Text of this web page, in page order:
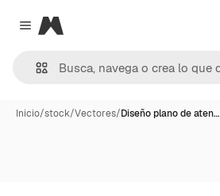
Close menu
Magnific
Inicio/stock/Vectores/Diseño plano de aten…